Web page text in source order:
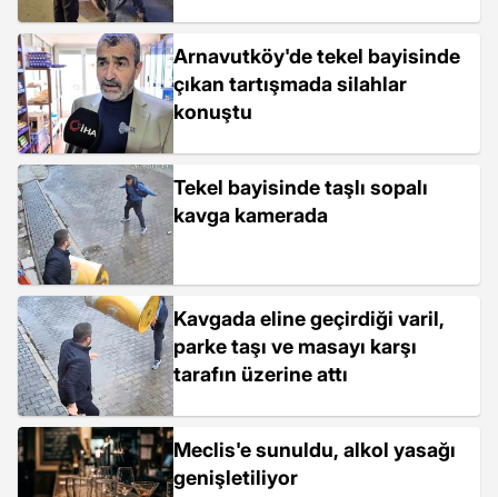
Arnavutköy'de tekel bayisinde
çıkan tartışmada silahlar
konuştu
Tekel bayisinde taşlı sopalı
kavga kamerada
Kavgada eline geçirdiği varil,
parke taşı ve masayı karşı
tarafın üzerine attı
Meclis'e sunuldu, alkol yasağı
genişletiliyor